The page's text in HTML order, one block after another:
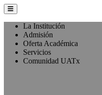
La Institución
Admisión
Oferta Académica
Servicios
Comunidad UATx